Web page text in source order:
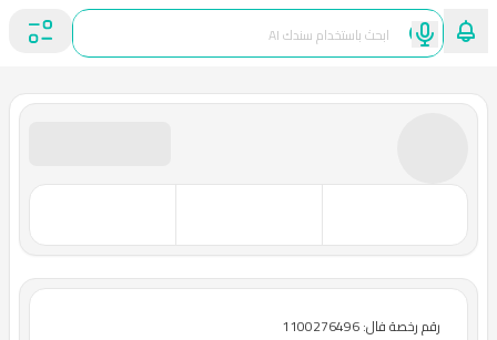
رقم رخصة فال: 1100276496